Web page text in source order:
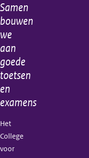
Algemene
informatie
Samen
bouwen
we
aan
goede
toetsen
en
examens
Het
College
voor